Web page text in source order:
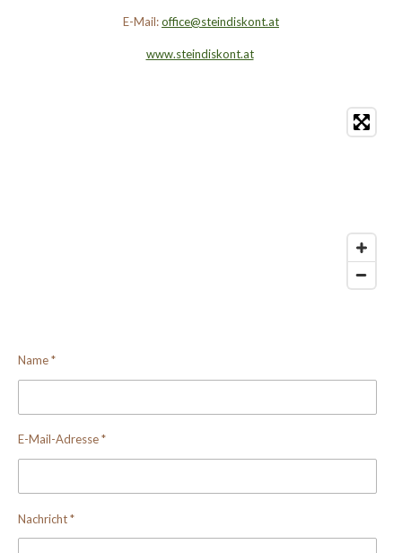
E-Mail:office@steindiskont.at
www.steindiskont.at
Name *
E-Mail-Adresse *
Nachricht *